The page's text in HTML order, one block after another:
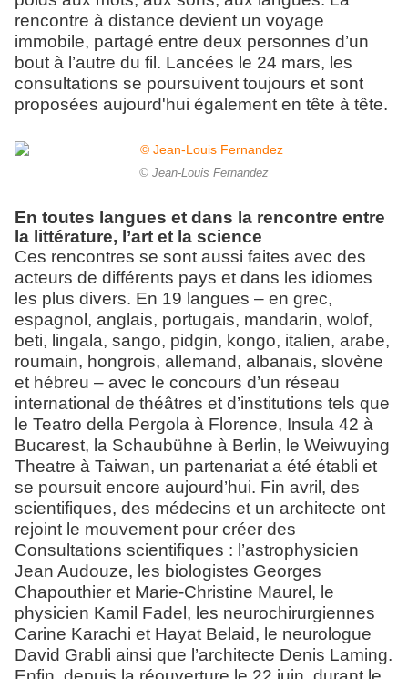
rencontre à distance devient un voyage
immobile, partagé entre deux personnes d’un
bout à l’autre du fil. Lancées le 24 mars, les
consultations se poursuivent toujours et sont
proposées aujourd'hui également en tête à tête.
© Jean-Louis Fernandez
En toutes langues et dans la rencontre entre
la littérature, l’art et la science
Ces rencontres se sont aussi faites avec des
acteurs de différents pays et dans les idiomes
les plus divers. En 19 langues – en grec,
espagnol, anglais, portugais, mandarin, wolof,
beti, lingala, sango, pidgin, kongo, italien, arabe,
roumain, hongrois, allemand, albanais, slovène
et hébreu – avec le concours d’un réseau
international de théâtres et d’institutions tels que
le Teatro della Pergola à Florence, Insula 42 à
Bucarest, la Schaubühne à Berlin, le Weiwuying
Theatre à Taiwan, un partenariat a été établi et
se poursuit encore aujourd’hui. Fin avril, des
scientifiques, des médecins et un architecte ont
rejoint le mouvement pour créer des
Consultations scientifiques : l’astrophysicien
Jean Audouze, les biologistes Georges
Chapouthier et Marie-Christine Maurel, le
physicien Kamil Fadel, les neurochirurgiennes
Carine Karachi et Hayat Belaid, le neurologue
David Grabli ainsi que l’architecte Denis Laming.